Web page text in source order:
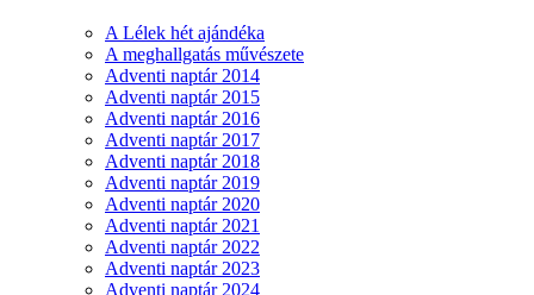
A Lélek hét ajándéka
A meghallgatás művészete
Adventi naptár 2014
Adventi naptár 2015
Adventi naptár 2016
Adventi naptár 2017
Adventi naptár 2018
Adventi naptár 2019
Adventi naptár 2020
Adventi naptár 2021
Adventi naptár 2022
Adventi naptár 2023
Adventi naptár 2024